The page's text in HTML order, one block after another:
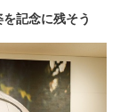
記念に残そう